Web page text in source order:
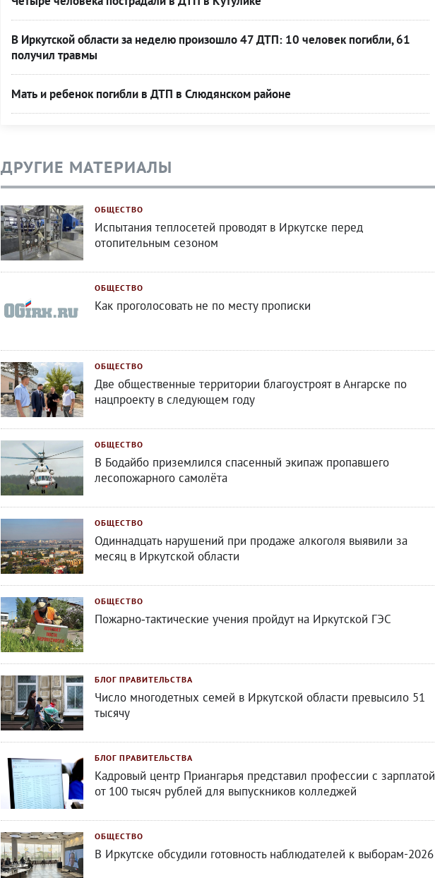
В Иркутской области за неделю произошло 47 ДТП: 10 человек погибли, 61
получил травмы
Мать и ребенок погибли в ДТП в Слюдянском районе
ДРУГИЕ МАТЕРИАЛЫ
ОБЩЕСТВО
Испытания теплосетей проводят в Иркутске перед
отопительным сезоном
ОБЩЕСТВО
Как проголосовать не по месту прописки
ОБЩЕСТВО
Две общественные территории благоустроят в Ангарске по
нацпроекту в следующем году
ОБЩЕСТВО
В Бодайбо приземлился спасенный экипаж пропавшего
лесопожарного самолёта
ОБЩЕСТВО
Одиннадцать нарушений при продаже алкоголя выявили за
месяц в Иркутской области
ОБЩЕСТВО
Пожарно‑тактические учения пройдут на Иркутской ГЭС
БЛОГ ПРАВИТЕЛЬСТВА
Число многодетных семей в Иркутской области превысило 51
тысячу
БЛОГ ПРАВИТЕЛЬСТВА
Кадровый центр Приангарья представил профессии с зарплатой
от 100 тысяч рублей для выпускников колледжей
ОБЩЕСТВО
В Иркутске обсудили готовность наблюдателей к выборам-2026